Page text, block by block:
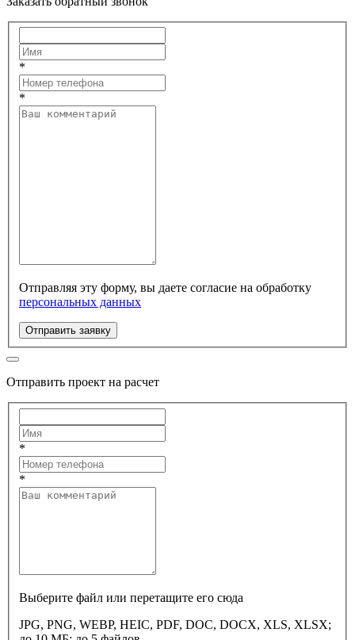
*
*
Отправляя эту форму, вы даете согласие на обработку
персональных данных
Отправить заявку
Отправить проект на расчет
*
*
Выберите файл или перетащите его сюда
JPG, PNG, WEBP, HEIC, PDF, DOC, DOCX, XLS, XLSX;